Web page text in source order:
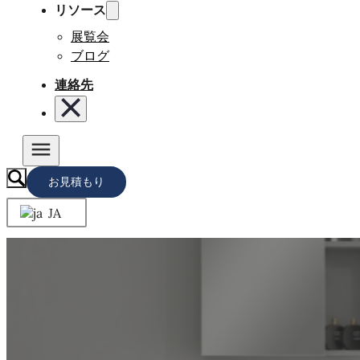
リソース
展覧会
ブログ
連絡先
お見積もり
JA